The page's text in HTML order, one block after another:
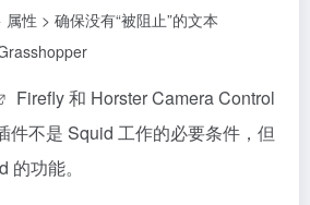
性 > 确保没有“被阻止”的文本
Firefly 和 Horster Camera Control
件不是 Squid 工作的必要条件，但
功能。